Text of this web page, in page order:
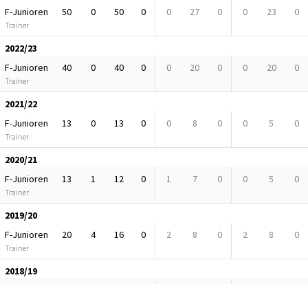
F-Junioren
Trainer
50 0 50 0 0 27 0 0 23 0
2022/23
F-Junioren
Trainer
40 0 40 0 0 20 0 0 20 0
2021/22
F-Junioren
Trainer
13 0 13 0 0 8 0 0 5 0
2020/21
F-Junioren
Trainer
13 1 12 0 1 7 0 0 5 0
2019/20
F-Junioren
Trainer
20 4 16 0 2 8 0 2 8 0
2018/19